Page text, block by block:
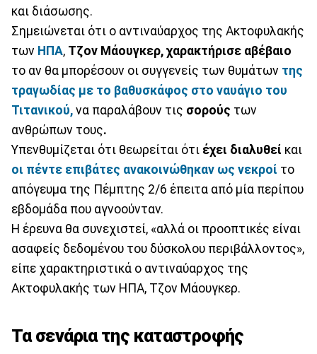
και διάσωσης.
Σημειώνεται ότι ο αντιναύαρχος της Ακτοφυλακής
των ΗΠΑ, Τζον Μάουγκερ, χαρακτήρισε αβέβαιο
το αν θα μπορέσουν οι συγγενείς των θυμάτων της
τραγωδίας με το βαθυσκάφος στο ναυάγιο του
Τιτανικού, να παραλάβουν τις σορούς των
ανθρώπων τους.
Υπενθυμίζεται ότι θεωρείται ότι έχει διαλυθεί και
οι πέντε επιβάτες ανακοινώθηκαν ως νεκροί το
απόγευμα της Πέμπτης 2/6 έπειτα από μία περίπου
εβδομάδα που αγνοούνταν.
Η έρευνα θα συνεχιστεί, «αλλά οι προοπτικές είναι
ασαφείς δεδομένου του δύσκολου περιβάλλοντος»,
είπε χαρακτηριστικά ο αντιναύαρχος της
Ακτοφυλακής των ΗΠΑ, Τζον Μάουγκερ.
Τα σενάρια της καταστροφής